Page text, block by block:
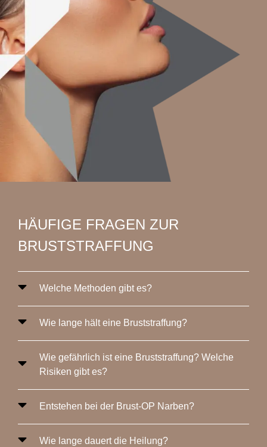
HÄUFIGE FRAGEN ZUR
BRUSTSTRAFFUNG
Welche Methoden gibt es?
Wie lange hält eine Bruststraffung?
Wie gefährlich ist eine Bruststraffung? Welche
Risiken gibt es?
Entstehen bei der Brust-OP Narben?
Wie lange dauert die Heilung?